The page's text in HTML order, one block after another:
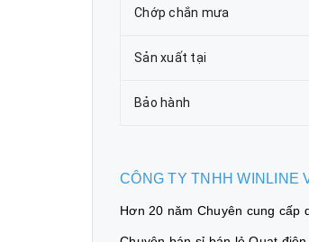
Chớp chắn mưa
Sản xuất tại
Bảo hành
CÔNG TY TNHH WINLINE
Hơn 20 năm Chuyên cung cấp